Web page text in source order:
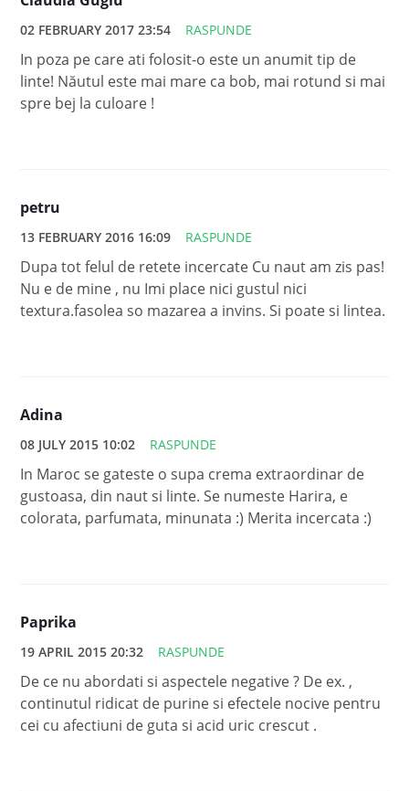
02 FEBRUARY 2017 23:54 RASPUNDE
In poza pe care ati folosit-o este un anumit tip de
linte! Năutul este mai mare ca bob, mai rotund si mai
spre bej la culoare !
petru
13 FEBRUARY 2016 16:09 RASPUNDE
Dupa tot felul de retete incercate Cu naut am zis pas!
Nu e de mine , nu Imi place nici gustul nici
textura.fasolea so mazarea a invins. Si poate si lintea.
Adina
08 JULY 2015 10:02 RASPUNDE
In Maroc se gateste o supa crema extraordinar de
gustoasa, din naut si linte. Se numeste Harira, e
colorata, parfumata, minunata :) Merita incercata :)
Paprika
19 APRIL 2015 20:32 RASPUNDE
De ce nu abordati si aspectele negative ? De ex. ,
continutul ridicat de purine si efectele nocive pentru
cei cu afectiuni de guta si acid uric crescut .